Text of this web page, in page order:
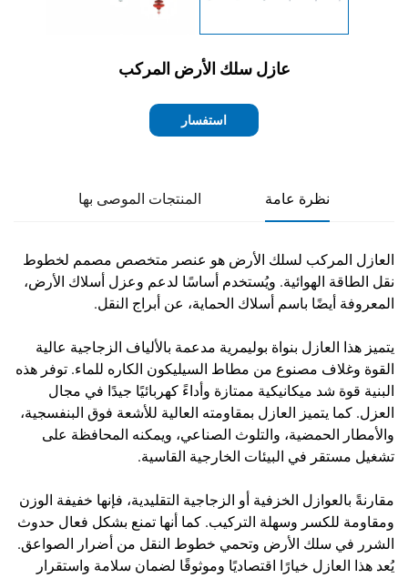
عازل سلك الأرض المركب
استفسار
نظرة عامة المنتجات الموصى بها
العازل المركب لسلك الأرض هو عنصر متخصص مصمم لخطوط
نقل الطاقة الهوائية. ويُستخدم أساسًا لدعم وعزل أسلاك الأرض،
المعروفة أيضًا باسم أسلاك الحماية، عن أبراج النقل.
يتميز هذا العازل بنواة بوليمرية مدعمة بالألياف الزجاجية عالية
القوة وغلاف مصنوع من مطاط السيليكون الكاره للماء. توفر هذه
البنية قوة شد ميكانيكية ممتازة وأداءً كهربائيًا جيدًا في مجال
العزل. كما يتميز العازل بمقاومته العالية للأشعة فوق البنفسجية،
والأمطار الحمضية، والتلوث الصناعي، ويمكنه المحافظة على
تشغيل مستقر في البيئات الخارجية القاسية.
مقارنةً بالعوازل الخزفية أو الزجاجية التقليدية، فإنها خفيفة الوزن
ومقاومة للكسر وسهلة التركيب. كما أنها تمنع بشكل فعال حدوث
الشرر في سلك الأرض وتحمي خطوط النقل من أضرار الصواعق.
يُعد هذا العازل خيارًا اقتصاديًا وموثوقًا لضمان سلامة واستقرار